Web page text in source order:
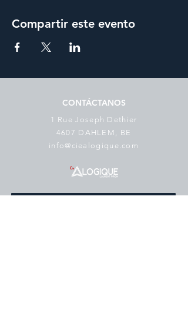
Compartir este evento
CONTÁCTANOS
1 Rue Joseph Dethier
4607 DAHLEM, BE
info@ciealogique.com